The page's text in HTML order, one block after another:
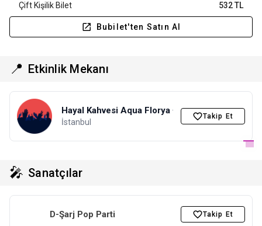
Çift Kişilik Bilet 532 TL
Bubilet'ten Satın Al
📍 Etkinlik Mekanı
Hayal Kahvesi Aqua Florya ·
İstanbul
Takip Et
🎤 Sanatçılar
D-Şarj Pop Parti Takip Et